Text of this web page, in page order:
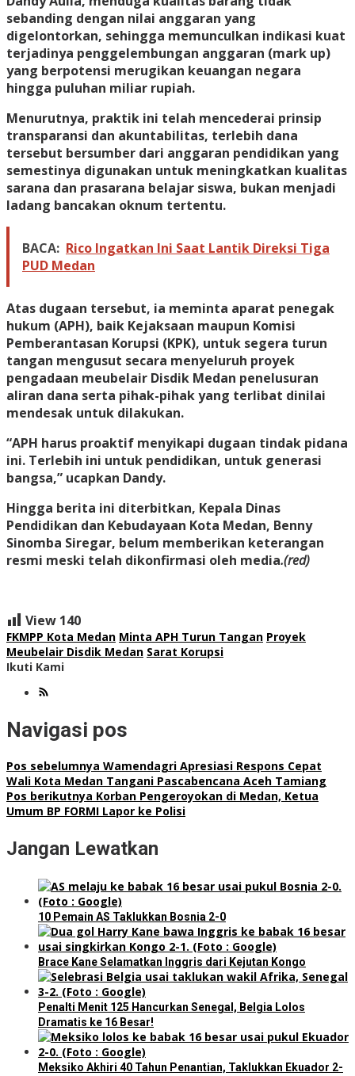
sebanding dengan nilai anggaran yang
digelontorkan, sehingga memunculkan indikasi kuat
terjadinya penggelembungan anggaran (mark up)
yang berpotensi merugikan keuangan negara
hingga puluhan miliar rupiah.
Menurutnya, praktik ini telah mencederai prinsip
transparansi dan akuntabilitas, terlebih dana
tersebut bersumber dari anggaran pendidikan yang
semestinya digunakan untuk meningkatkan kualitas
sarana dan prasarana belajar siswa, bukan menjadi
ladang bancakan oknum tertentu.
BACA: Rico Ingatkan Ini Saat Lantik Direksi Tiga
PUD Medan
Atas dugaan tersebut, ia meminta aparat penegak
hukum (APH), baik Kejaksaan maupun Komisi
Pemberantasan Korupsi (KPK), untuk segera turun
tangan mengusut secara menyeluruh proyek
pengadaan meubelair Disdik Medan penelusuran
aliran dana serta pihak-pihak yang terlibat dinilai
mendesak untuk dilakukan.
“APH harus proaktif menyikapi dugaan tindak pidana
ini. Terlebih ini untuk pendidikan, untuk generasi
bangsa,” ucapkan Dandy.
Hingga berita ini diterbitkan, Kepala Dinas
Pendidikan dan Kebudayaan Kota Medan, Benny
Sinomba Siregar, belum memberikan keterangan
resmi meski telah dikonfirmasi oleh media.(red)
View 140
FKMPP Kota Medan Minta APH Turun Tangan Proyek
Meubelair Disdik Medan Sarat Korupsi
Ikuti Kami
Navigasi pos
Pos sebelumnya Wamendagri Apresiasi Respons Cepat
Wali Kota Medan Tangani Pascabencana Aceh Tamiang
Pos berikutnya Korban Pengeroyokan di Medan, Ketua
Umum BP FORMI Lapor ke Polisi
Jangan Lewatkan
10 Pemain AS Taklukkan Bosnia 2-0
Brace Kane Selamatkan Inggris dari Kejutan Kongo
Penalti Menit 125 Hancurkan Senegal, Belgia Lolos
Dramatis ke 16 Besar!
Meksiko Akhiri 40 Tahun Penantian, Taklukkan Ekuador 2-